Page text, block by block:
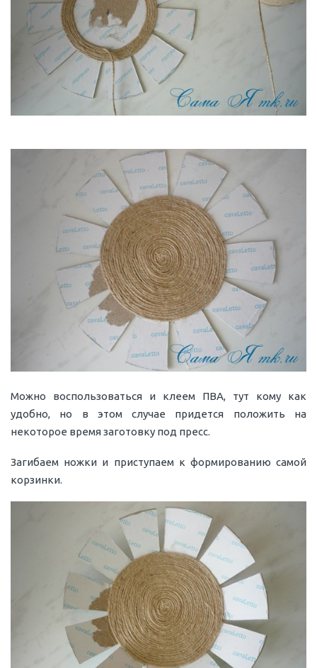
Можно воспользоваться и клеем ПВА, тут кому как
удобно, но в этом случае придется положить на
некоторое время заготовку под пресс.
Загибаем ножки и приступаем к формированию самой
корзинки.